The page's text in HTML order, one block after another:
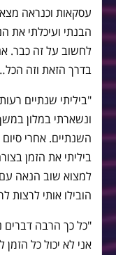
עסקאות וכנראה
הבנתי ועיכלתי את
לחשוב על זה כבר.
בדרך הזאת וזה
"ביליתי שנתיים
ונשארתי במלון
השנתיים. אחרי
ביליתי את הזמן
למצוא שוב הנאה
הובילו אותי
"כל כך הרבה דברים
אני לא יכול כל